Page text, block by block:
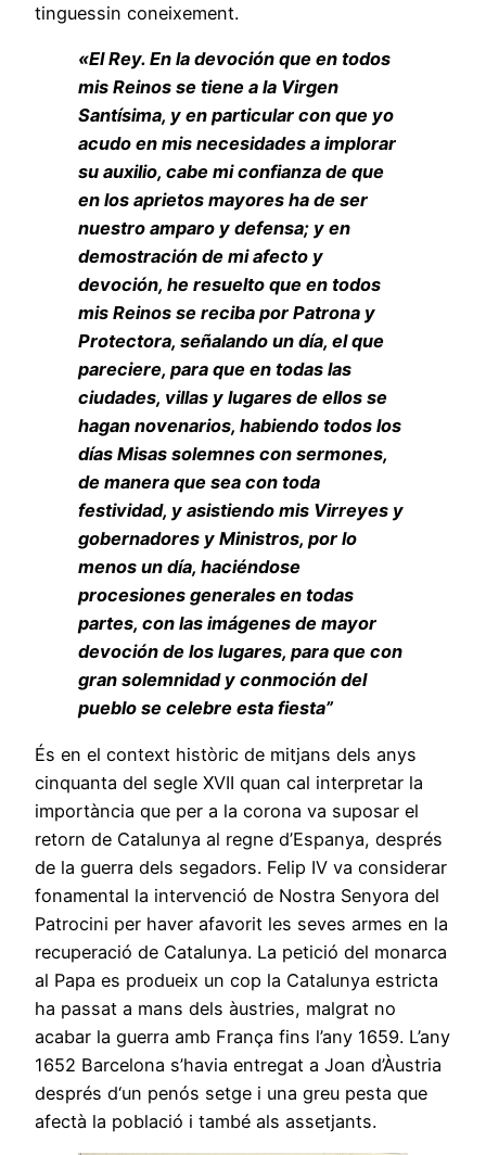
tinguessin coneixement.
«El Rey. En la devoción que en todos
mis Reinos se tiene a la Virgen
Santísima, y en particular con que yo
acudo en mis necesidades a implorar
su auxilio, cabe mi confianza de que
en los aprietos mayores ha de ser
nuestro amparo y defensa; y en
demostración de mi afecto y
devoción, he resuelto que en todos
mis Reinos se reciba por Patrona y
Protectora, señalando un día, el que
pareciere, para que en todas las
ciudades, villas y lugares de ellos se
hagan novenarios, habiendo todos los
días Misas solemnes con sermones,
de manera que sea con toda
festividad, y asistiendo mis Virreyes y
gobernadores y Ministros, por lo
menos un día, haciéndose
procesiones generales en todas
partes, con las imágenes de mayor
devoción de los lugares, para que con
gran solemnidad y conmoción del
pueblo se celebre esta fiesta”
És en el context històric de mitjans dels anys
cinquanta del segle XVII quan cal interpretar la
importància que per a la corona va suposar el
retorn de Catalunya al regne d’Espanya, després
de la guerra dels segadors. Felip IV va considerar
fonamental la intervenció de Nostra Senyora del
Patrocini per haver afavorit les seves armes en la
recuperació de Catalunya. La petició del monarca
al Papa es produeix un cop la Catalunya estricta
ha passat a mans dels àustries, malgrat no
acabar la guerra amb França fins l’any 1659. L’any
1652 Barcelona s’havia entregat a Joan d’Àustria
després d‘un penós setge i una greu pesta que
afectà la població i també als assetjants.